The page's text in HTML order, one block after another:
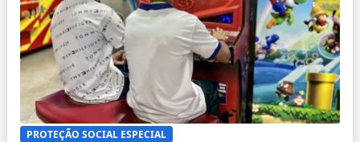
PROTEÇÃO SOCIAL ESPECIAL